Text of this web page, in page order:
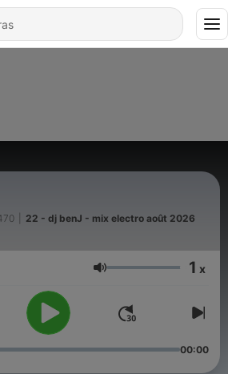
22 - dj benJ - mix electro août 2026
Volumen 1 x
00:00